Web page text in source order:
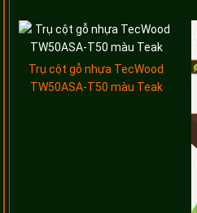
Trụ cột gỗ nhựa TecWood
TW50ASA-T50 màu Teak